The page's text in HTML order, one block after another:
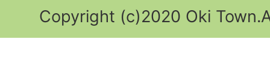
Copyright (c)2020 Oki